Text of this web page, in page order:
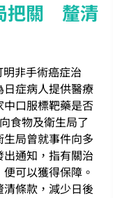
把關 釐清
非手術癌症治
症病人提供醫療
口服標靶藥是否
食物及衛生局了
局曾就事件向多
通知，指有關治
可以獲得保障。
條款，減少日後